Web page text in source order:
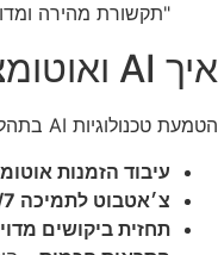
"תקשורת מהירה
איך AI ואוטומציה עוזרים?
הטמעת טכנולוגיות AI בתהליכי התקשורת עם הספקים מאפשרת:
עיבוד הזמנות
צ׳אטבוט לתמיכה 24/7
תחזית ביקושים